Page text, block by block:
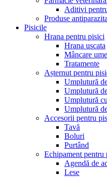
Aditivi
Produse
Pisicile
Hrana pentru pisici
Hrana uscata
Mâncare
Tratamente
Așternut pentru
Umplutură
Umplutură
Umplutură
Umplutură
Accesorii pentru
Tavă
Boluri
Purtând
Echipament pentru
Agendă de
Lese